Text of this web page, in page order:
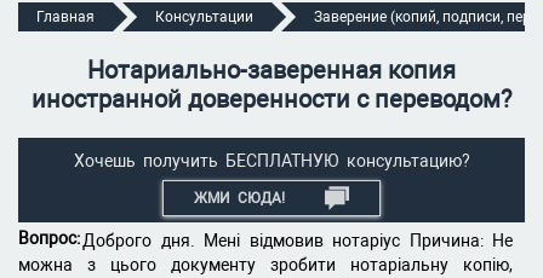
Главная Консультации Заверение (копий, подписи,
Нотариально-заверенная копия
иностранной доверенности с переводом?
Хочешь получить БЕСПЛАТНУЮ консультацию?
ЖМИ СЮДА!
Вопрос:Доброго дня. Мені відмовив нотаріус Причина: Не
можна з цього документу зробити нотаріальну копію,